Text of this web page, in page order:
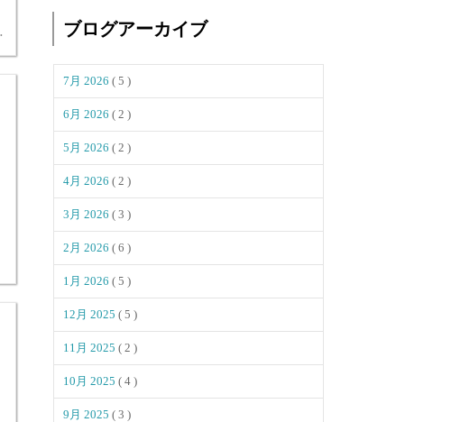
ブログアーカイブ
7月 2026 ( 5 )
6月 2026 ( 2 )
5月 2026 ( 2 )
4月 2026 ( 2 )
3月 2026 ( 3 )
2月 2026 ( 6 )
1月 2026 ( 5 )
12月 2025 ( 5 )
11月 2025 ( 2 )
10月 2025 ( 4 )
9月 2025 ( 3 )